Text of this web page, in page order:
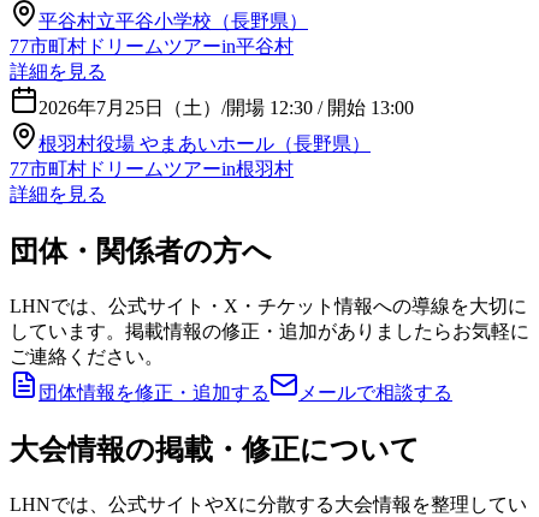
平谷村立平谷小学校（長野県）
77市町村ドリームツアーin平谷村
詳細を見る
2026年7月25日（土） /開場 12:30 / 開始 13:00
根羽村役場 やまあいホール（長野県）
77市町村ドリームツアーin根羽村
詳細を見る
団体・関係者の方へ
LHNでは、公式サイト・X・チケット情報への導線を大切に
しています。掲載情報の修正・追加がありましたらお気軽に
ご連絡ください。
団体情報を修正・追加する
メールで相談する
大会情報の掲載・修正について
LHNでは、公式サイトやXに分散する大会情報を整理してい